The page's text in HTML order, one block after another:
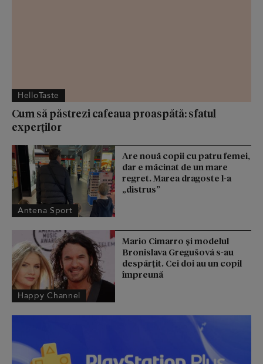
HelloTaste
Cum să păstrezi cafeaua proaspătă: sfatul
experților
Antena Sport
Are nouă copii cu patru femei,
dar e măcinat de un mare
regret. Marea dragoste l-a
„distrus”
Happy Channel
Mario Cimarro și modelul
Bronislava Gregušová s-au
despărțit. Cei doi au un copil
împreună